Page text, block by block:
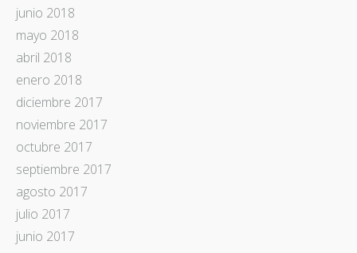
junio 2018
mayo 2018
abril 2018
enero 2018
diciembre 2017
noviembre 2017
octubre 2017
septiembre 2017
agosto 2017
julio 2017
junio 2017